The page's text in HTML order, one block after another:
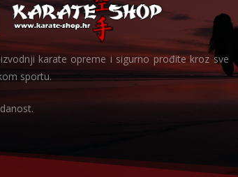
karate opreme i sigurno prođite kroz sve
sportu.